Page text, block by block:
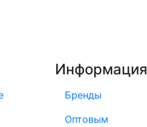
Информация
Бренды
Оптовым